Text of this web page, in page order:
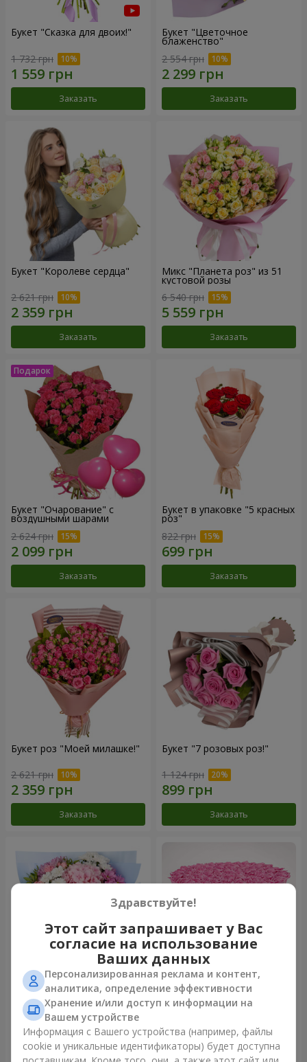
Букет "Сказка для двоих!"
1 732 грн
Заказать
Букет "Цветочное
блаженство"
2 554 грн
Заказать
Букет "Королеве сердца"
2 621 грн
Заказать
Микс "Планета роз" из 51
кустовой розы
6 540 грн
Заказать
Букет "Очарование" с
воздушными шарами
2 624 грн
Заказать
Букет в упаковке "5 красных
роз"
822 грн
Заказать
Букет роз "Моей милашке!"
2 621 грн
Заказать
Букет "7 розовых роз!"
1 124 грн
Заказать
Романтический букет
"Небеса"
1 999 грн
Заказать
Цветы в коробке "101
розовая роза"
Заказать
Здравствуйте!
Этот сайт запрашивает у Вас
согласие на использование
Ваших данных
Персонализированная реклама и контент,
аналитика, определение эффективности
Хранение и/или доступ к информации на
Вашем устройстве
Информация с Вашего устройства (например, файлы
cookie и уникальные идентификаторы) будет доступна